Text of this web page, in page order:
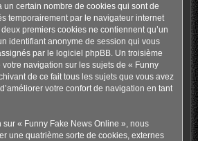
certain nombre de cookies qui sont de
temporairement par le navigateur internet
premiers cookies ne contiennent qu’un
identifiant anonyme de session qui vous
par le logiciel phpBB. Un troisième
navigation sur les sujets de « Funny
de ce fait tous les sujets que vous avez
votre confort de navigation en tant
« Funny Fake News Online », nous
une quatrième sorte de cookies, externes